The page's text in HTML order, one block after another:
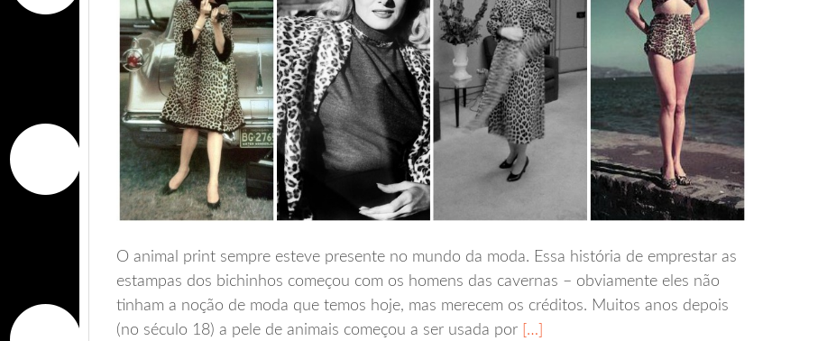
O animal print sempre esteve presente no mundo da moda. Essa história de emprestar as
estampas dos bichinhos começou com os homens das cavernas – obviamente eles não
tinham a noção de moda que temos hoje, mas merecem os créditos. Muitos anos depois
(no século 18) a pele de animais começou a ser usada por […]